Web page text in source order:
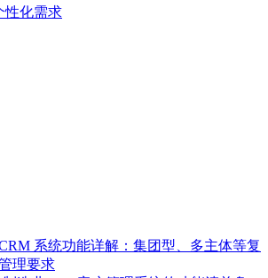
性化需求
系统功能详解：集团型、多主体等复
理要求